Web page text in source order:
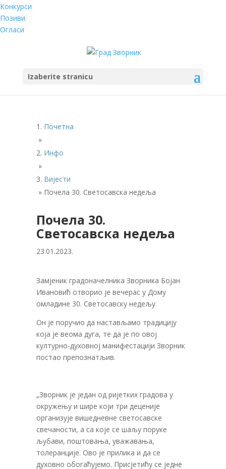
Конкурси
Позиви
Огласи
Izaberite stranicu
Почетна
»
Инфо
»
Вијести
» Почела 30. Светосавска недеља
Почела 30.
Светосавска недеља
23.01.2023.
Замјеник градоначелника Зворника Бојан
Ивановић отворио је вечерас у Дому
омладине 30. Светосавску недељу.
Он је поручио да настављамо традицију
која је веома дуга, те да је по овој
културно-духовној манифестацији Зворник
постао препознатљив.
„Зворник је један од ријетких градова у
окружењу и шире који три деценије
организује вишедневне светосавске
свечаности, а са које се шаљу поруке
љубави, поштовања, уважавања,
толеранције. Ово је прилика и да се
духовно обогаћујемо. Присјетићу се једне